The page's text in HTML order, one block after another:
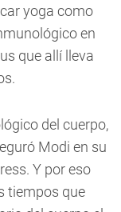
yoga como
en
que allí lleva
del cuerpo,
Modi en su
Y por eso
tiempos que